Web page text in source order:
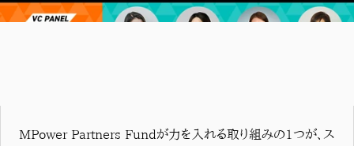
MPower Partners Fundが力を入れる取り組みの1つが、ス